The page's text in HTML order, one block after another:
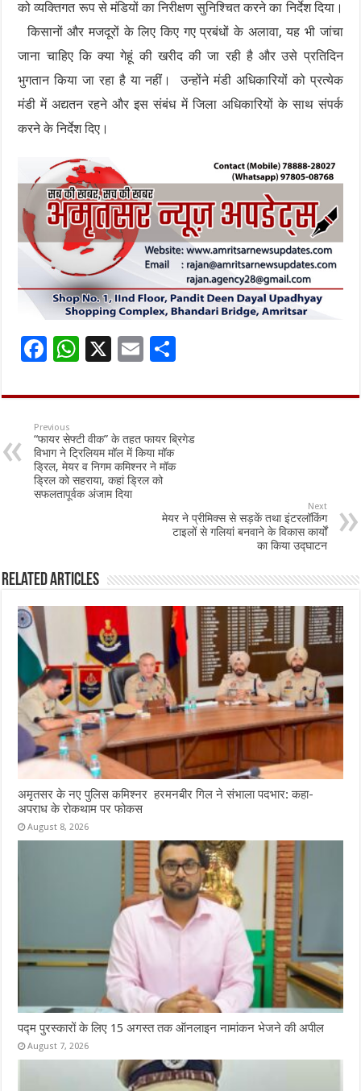
को व्यक्तिगत रूप से मंडियों का निरीक्षण सुनिश्चित करने का निर्देश दिया।
किसानों और मजदूरों के लिए किए गए प्रबंधों के अलावा, यह भी जांचा
जाना चाहिए कि क्या गेहूं की खरीद की जा रही है और उसे प्रतिदिन
भुगतान किया जा रहा है या नहीं। उन्होंने मंडी अधिकारियों को प्रत्येक
मंडी में अद्यतन रहने और इस संबंध में जिला अधिकारियों के साथ संपर्क
करने के निर्देश दिए।
F
e
b
o
o
k
W
at
sA
p
p
X
E
ai ar
e
Previous
“फायर सेफ्टी वीक” के तहत फायर ब्रिगेड
विभाग ने ट्रिलियम मॉल में किया मॉक
ड्रिल, मेयर व निगम कमिश्नर ने मॉक
ड्रिल को सहराया, कहां ड्रिल को
सफलतापूर्वक अंजाम दिया
Next
मेयर ने प्रीमिक्स से सड़कें तथा इंटरलॉकिंग
टाइलों से गलियां बनवाने के विकास कार्यों
का किया उद्घाटन
Related Articles
अमृतसर के नए पुलिस कमिश्नर हरमनबीर गिल ने संभाला पदभार: कहा-
अपराध के रोकथाम पर फोकस
August 8, 2026
पद्म पुरस्कारों के लिए 15 अगस्त तक ऑनलाइन नामांकन भेजने की अपील
August 7, 2026